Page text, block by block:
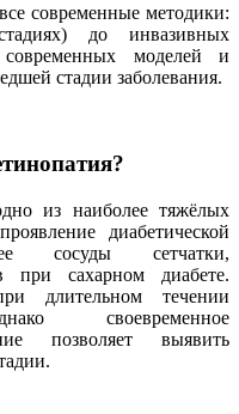
современные методики:
до инвазивных
моделей и
стадии заболевания.
из наиболее тяжёлых
диабетической
сосуды сетчатки,
при сахарном диабете.
длительном течении
своевременное
позволяет выявить